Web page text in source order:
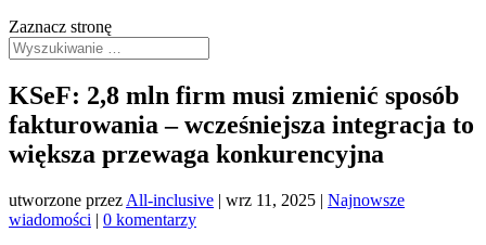
Zaznacz stronę
KSeF: 2,8 mln firm musi zmienić sposób
fakturowania – wcześniejsza integracja to
większa przewaga konkurencyjna
utworzone przez All-inclusive | wrz 11, 2025 | Najnowsze
wiadomości | 0 komentarzy